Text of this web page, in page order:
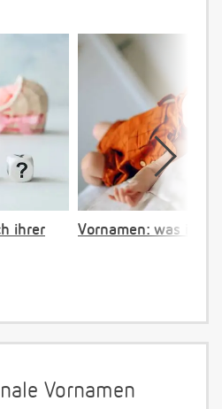
ihrer
Vornamen: was ist
Vornamen